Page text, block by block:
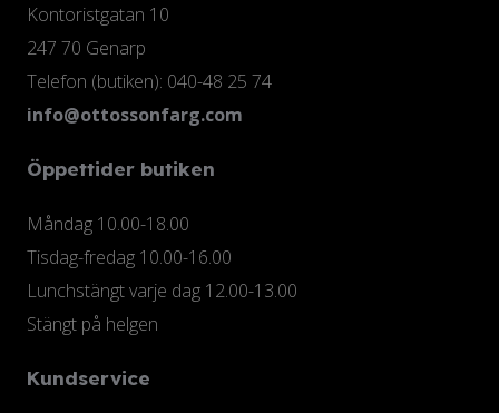
Kontoristgatan 10
247 70 Genarp
Telefon (butiken): 040-48 25 74
info@ottossonfarg.com
Öppettider butiken
Måndag 10.00-18.00
Tisdag-fredag 10.00-16.00
Lunchstängt varje dag 12.00-13.00
Stängt på helgen
Kundservice